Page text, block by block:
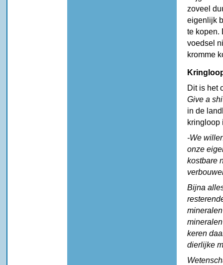
zoveel
eigenlijk
te kopen.
voedsel
kromme
Dit is het
Give a
in de
kringloop
-We
onze
kostbare
Bijna
keren
dierlijke